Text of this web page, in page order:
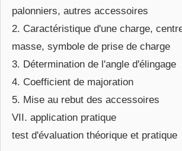
palonniers, autres accessoires
2. Caractéristique d'une charge,
masse, symbole de prise de charge
3. Détermination de l'angle d'élingage
4. Coefficient de majoration
5. Mise au rebut des accessoires
VII. application pratique
test d'évaluation théorique et pratique